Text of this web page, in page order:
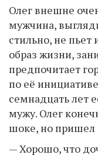
Олег внешне
мужчина,
стильно, не пьет
образ жизни,
предпочитает
по её
семнадцать лет
мужу. Олег
шоке, но пришел
— Хорошо, что